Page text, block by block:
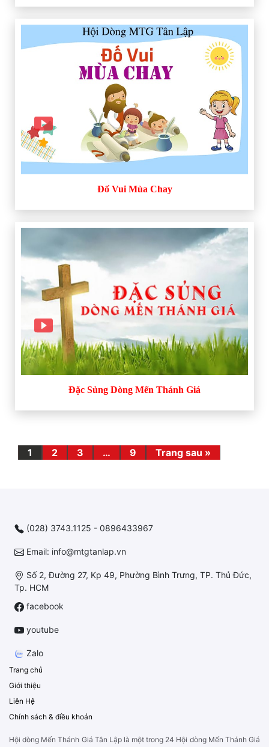
Đố Vui Mùa Chay
Đặc Sủng Dòng Mến Thánh Giá
1 2 3 … 9 Trang sau »
(028) 3743.1125 - 0896433967
Email: info@mtgtanlap.vn
Số 2, Đường 27, Kp 49, Phường Bình Trưng, TP. Thủ Đức,
Tp. HCM
facebook
youtube
Zalo
Trang chủ
Giới thiệu
Liên Hệ
Chính sách & điều khoản
Hội dòng Mến Thánh Giá Tân Lập là một trong 24 Hội dòng Mến Thánh Giá